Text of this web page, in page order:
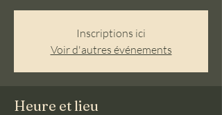
Inscriptions ici
Voir d'autres événements
Heure et lieu